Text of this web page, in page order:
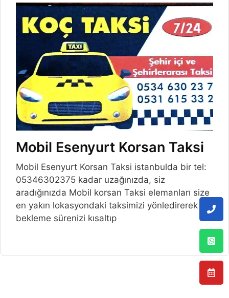
Mobil Esenyurt Korsan Taksi
Mobil Esenyurt Korsan Taksi istanbulda bir tel:
05346302375 kadar uzağınızda, siz
aradığınızda Mobil korsan Taksi elemanları size
en yakın lokasyondaki taksimizi yönledirerek
bekleme sürenizi kısaltıp